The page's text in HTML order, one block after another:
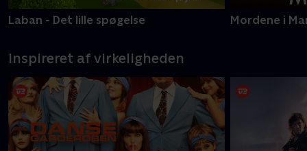
Laban - Det lille spøgelse Mordene i
Inspireret af virkeligheden